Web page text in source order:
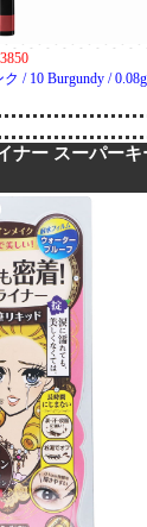
/ 10 Burgundy / 0.08g
ナー スーパー